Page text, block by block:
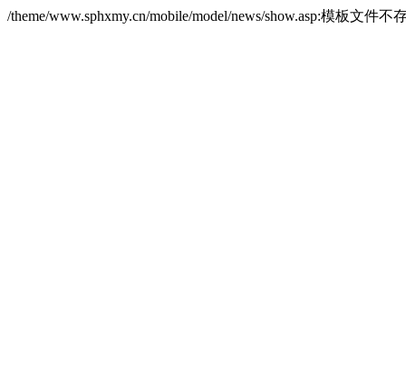
/theme/www.sphxmy.cn/mobile/model/news/show.asp:模板文件不